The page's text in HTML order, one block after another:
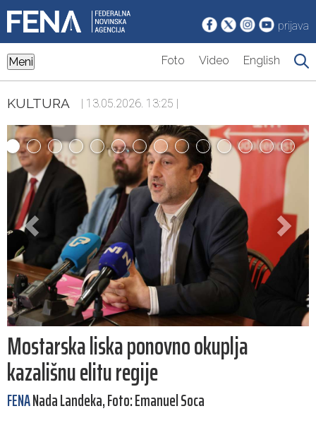
prijava
Meni Foto Video English
KULTURA | 13.05.2026. 13:25 |
Mostarska liska ponovno okuplja
kazališnu elitu regije
FENANada Landeka, Foto: Emanuel Soca